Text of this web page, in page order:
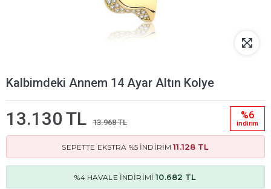
Kalbimdeki Annem 14 Ayar Altın Kolye
13.130 TL 13.968 TL
%6
i̇ndi̇ri̇m
SEPETTE EKSTRA %5 İNDİRİM11.128 TL
%4 HAVALE İNDİRİMİ10.682 TL